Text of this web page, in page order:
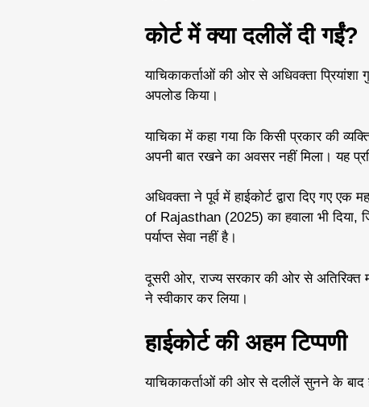
कोर्ट में क्या दलीलें दी गईं?
याचिकाकर्ताओं की ओर से अधिवक्ता प्रियांशा
अपलोड किया।
याचिका में कहा गया कि किसी प्रकार की
अपनी बात रखने का अवसर नहीं मिला। यह
अधिवक्ता ने पूर्व में हाईकोर्ट द्वारा दिए
of Rajasthan (2025) का हवाला भी दिया,
पर्याप्त सेवा नहीं है।
दूसरी ओर, राज्य सरकार की ओर से अतिरिक्त
ने स्वीकार कर लिया।
हाईकोर्ट की अहम टिप्पणी
याचिकाकर्ताओं की ओर से दलीलें सुनने के